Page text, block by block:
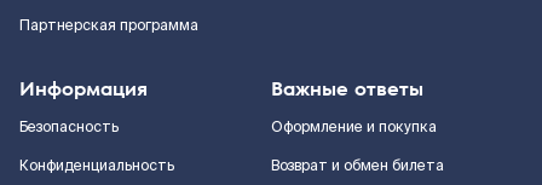
Партнерская программа
Информация
Безопасность
Конфиденциальность
Важные ответы
Оформление и покупка
Возврат и обмен билета